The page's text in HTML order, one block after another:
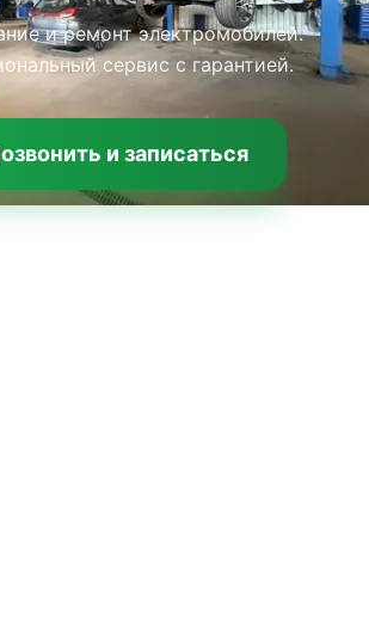
и ремонт электромобилей.
сервис с гарантией.
и записаться